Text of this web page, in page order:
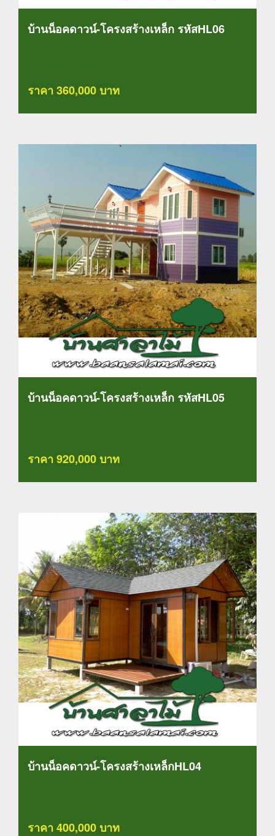
บ้านน็อคดาวน์-โครงสร้างเหล็ก รหัสHL06
ราคา 360,000 บาท
บ้านน็อคดาวน์-โครงสร้างเหล็ก รหัสHL05
ราคา 920,000 บาท
บ้านน็อคดาวน์-โครงสร้างเหล็กHL04
ราคา 400,000 บาท